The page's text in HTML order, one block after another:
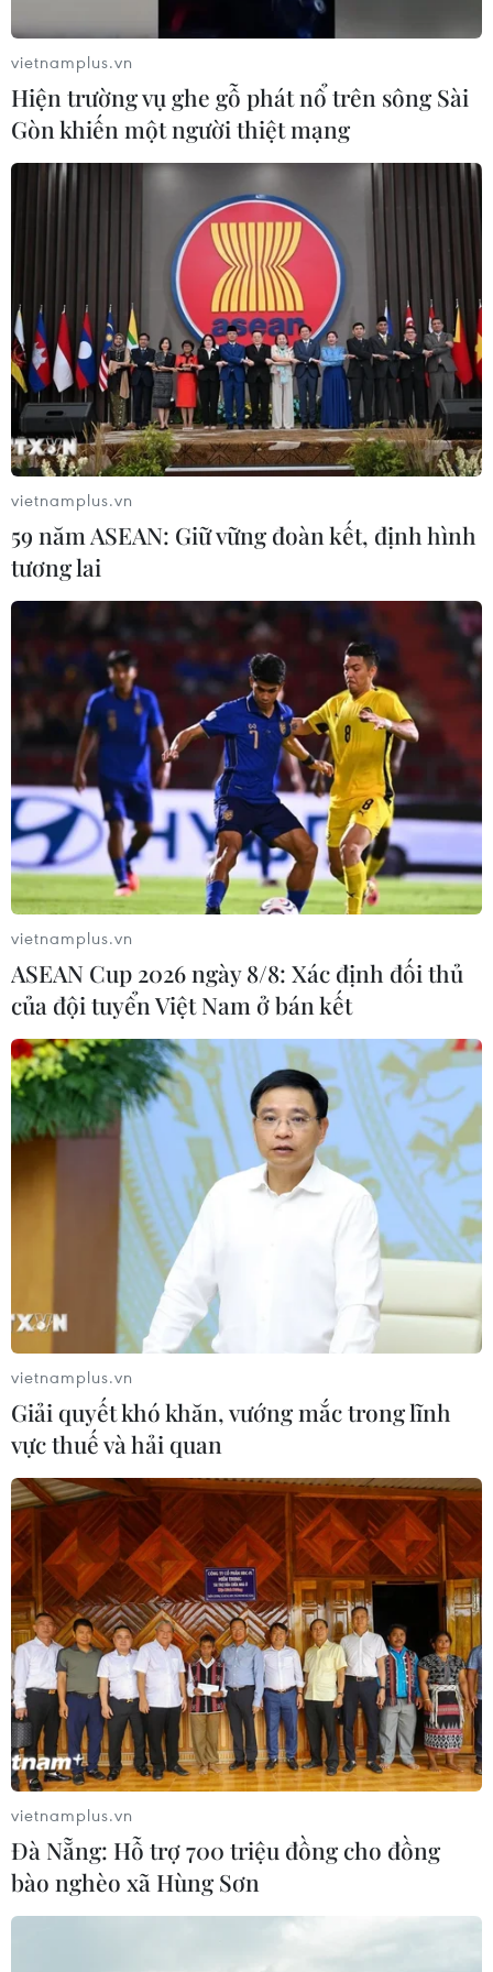
đồng/mâm.
Các sản phẩm đồ chay khá đa dạng như thịt gà
chay, thịt bò chay, cá chay… Bên cạnh các thực
phẩm chay nội còn có các loại thực phẩm chay
được nhập từ nước ngoài, giá những sản phẩm
chay nhập khẩu này tương đối "mềm" với nhiều
mẫu mã đa dạng nên cũng thu hút khá đông
người tiêu dùng.
Ngoài ra, tại các nhà hàng cũng làm sắn cỗ hoặc
phục vụ cả những mâm cỗ chat qua sơ chế.
Khách đặt chỉ cần mang về nấu chín là có thể
bày biện để cúng ngay./.
(TTXVN/Vietnam+)
#Rằm tháng Bảy #lễ Vu Lan
#dịch COVID-19
#chợ online
#mâm cơm chay
Theo dõi VietnamPlus
TIN LIÊN QUAN
Hàng nghìn bông hoa sen lan tỏa yêu
thương nhân mùa Vu Lan
30/07/2022 02:41
Không chỉ lan tỏa tình yêu gia đình, sự xuất hiện của
những "trái tim" hoa sen bên Bờ Hồ (Hà Nội) còn khiến
nhiều người cảm thấy yêu Tổ quốc, biết ơn những người
đã hy sinh cho hòa bình nước nhà.
vietnamplus.vn
Hiện trường vụ ghe gỗ phát nổ trên sông Sài
Gòn khiến một người thiệt mạng
vietnamplus.vn
59 năm ASEAN: Giữ vững đoàn kết, định hình
tương lai
vietnamplus.vn
ASEAN Cup 2026 ngày 8/8: Xác định đối thủ
của đội tuyển Việt Nam ở bán kết
vietnamplus.vn
Giải quyết khó khăn, vướng mắc trong lĩnh
vực thuế và hải quan
vietnamplus.vn
Đà Nẵng: Hỗ trợ 700 triệu đồng cho đồng
bào nghèo xã Hùng Sơn